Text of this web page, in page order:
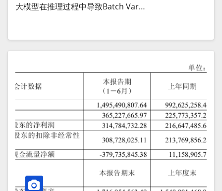
大模型在推理过程中导致Batch Var…